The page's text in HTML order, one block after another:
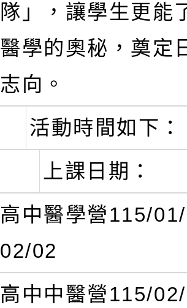
隊」，讓學生更能
醫學的奧秘，奠定
志向。
活動時間如下：
上課日期：
高中醫學營115/
02/02
高中中醫營115/